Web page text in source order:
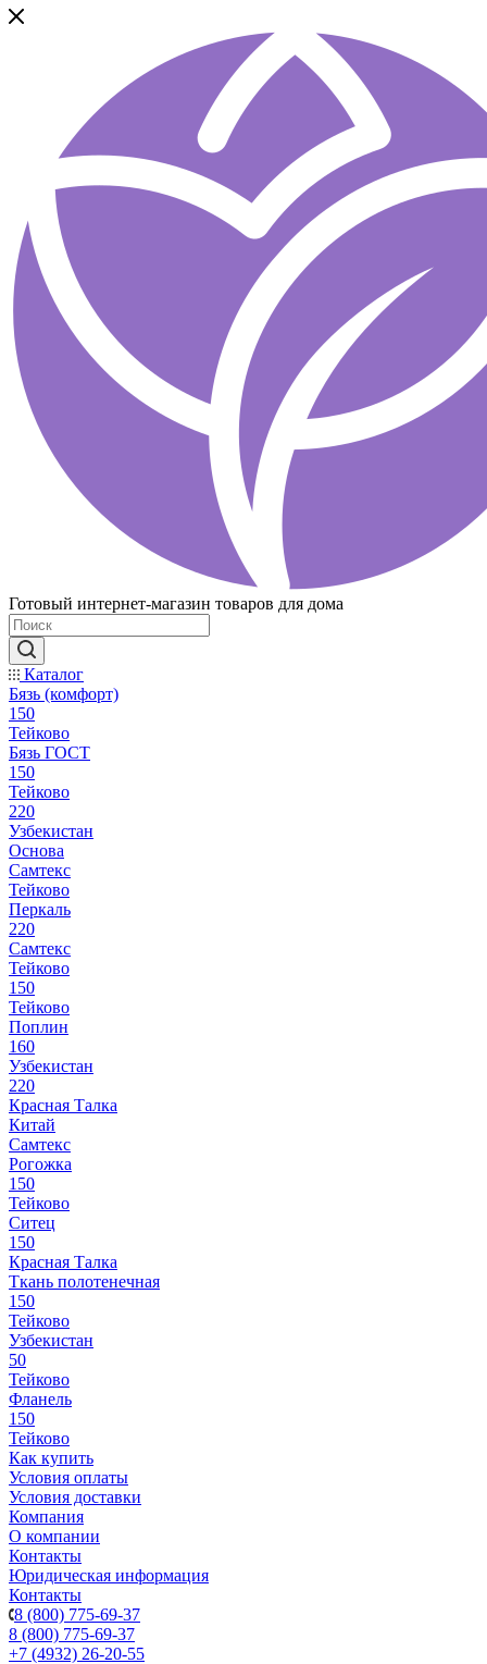
Готовый интернет-магазин товаров для дома
Каталог
Бязь (комфорт)
150
Тейково
Бязь ГОСТ
150
Тейково
220
Узбекистан
Основа
Самтекс
Тейково
Перкаль
220
Самтекс
Тейково
150
Тейково
Поплин
160
Узбекистан
220
Красная Талка
Китай
Самтекс
Рогожка
150
Тейково
Ситец
150
Красная Талка
Ткань полотенечная
150
Тейково
Узбекистан
50
Тейково
Фланель
150
Тейково
Как купить
Условия оплаты
Условия доставки
Компания
О компании
Контакты
Юридическая информация
Контакты
8 (800) 775-69-37
8 (800) 775-69-37
+7 (4932) 26-20-55